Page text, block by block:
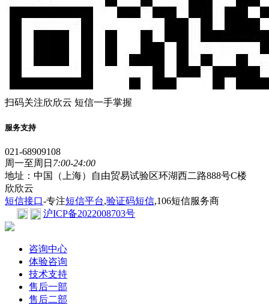
扫码关注欣欣云 短信一手掌握
服务支持
021-68909108
周一至周日 7:00-24:00
地址：中国（上海）自由贸易试验区环湖西二路888号C楼
欣欣云
短信接口-专注短信平台,验证码短信,106短信服务商
沪ICP备2022008703号
咨询中心
体验咨询
技术支持
售后一部
售后二部